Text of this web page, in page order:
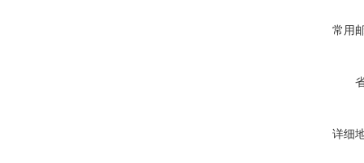
常用
详细